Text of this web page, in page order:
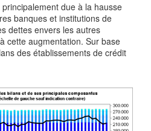
due à la hausse
banques et institutions de
dettes envers les autres
cette augmentation. Sur base
des établissements de crédit